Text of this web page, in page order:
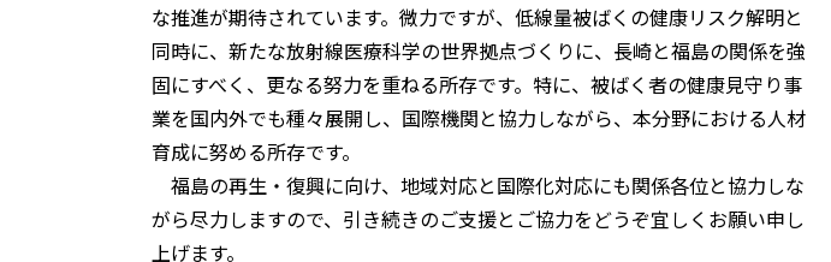
な推進が期待されています。微力ですが、低線量被ばくの健康リスク解明と
同時に、新たな放射線医療科学の世界拠点づくりに、長崎と福島の関係を強
固にすべく、更なる努力を重ねる所存です。特に、被ばく者の健康見守り事
業を国内外でも種々展開し、国際機関と協力しながら、本分野における人材
育成に努める所存です。
福島の再生・復興に向け、地域対応と国際化対応にも関係各位と協力しな
がら尽力しますので、引き続きのご支援とご協力をどうぞ宜しくお願い申し
上げます。